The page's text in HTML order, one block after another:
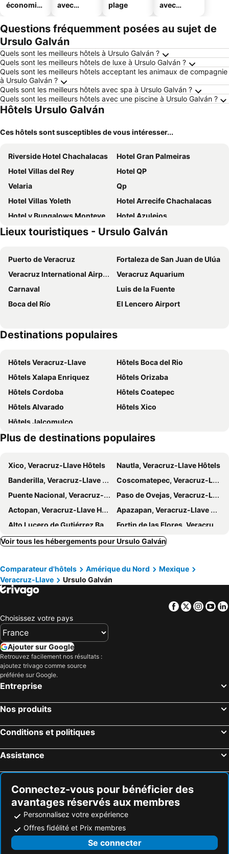
économiq
avec
plage
avec
Questions fréquemment posées au sujet de
Ursulo Galván
Quels sont les meilleurs hôtels à Ursulo Galván ?
Quels sont les meilleurs hôtels de luxe à Ursulo Galván ?
Quels sont les meilleurs hôtels acceptant les animaux de compagnie
à Ursulo Galván ?
Quels sont les meilleurs hôtels avec spa à Ursulo Galván ?
Quels sont les meilleurs hôtels avec une piscine à Ursulo Galván ?
Hôtels Ursulo Galván
Ces hôtels sont susceptibles de vous intéresser...
Riverside Hotel Chachalacas
Hotel Gran Palmeiras
Hotel Villas del Rey
Hotel QP
Velaria
Qp
Hotel Villas Yoleth
Hotel Arrecife Chachalacas
Hotel y Bungalows Monteverde
Hotel Azulejos
El Faro
Hotel Villa Maran Chachalacas Ambiente Familiar
Oyo Hotel Estacion,Jose Cardel,Parque Central Revolucion
Casa Cactus Hotel
Centro Turistico La Playitaa
Artisan Playa Esmeralda Family Beach Hotel
¨Departamentos Vista Real¨
Hotel Puente Nacional & Spa
Lieux touristiques - Ursulo Galván
Puerto de Veracruz
Fortaleza de San Juan de Ulúa
Veracruz International Airport
Veracruz Aquarium
Carnaval
Luis de la Fuente
Boca del Río
El Lencero Airport
Destinations populaires
Hôtels Veracruz-Llave
Hôtels Boca del Rio
Hôtels Xalapa Enriquez
Hôtels Orizaba
Hôtels Cordoba
Hôtels Coatepec
Hôtels Alvarado
Hôtels Xico
Hôtels Jalcomulco
Plus de destinations populaires
Xico, Veracruz-Llave Hôtels
Nautla, Veracruz-Llave Hôtels
Banderilla, Veracruz-Llave Hôtels
Coscomatepec, Veracruz-Llave Hôtels
Puente Nacional, Veracruz-Llave Hôtels
Paso de Ovejas, Veracruz-Llave Hôtels
Actopan, Veracruz-Llave Hôtels
Apazapan, Veracruz-Llave Hôtels
Alto Lucero de Gutiérrez Barrios, Veracruz-Llave Hôtels
Fortin de las Flores, Veracruz-Llave Hôtels
Antón Lizardo, Veracruz-Llave Hôtels
Medellín, Veracruz-Llave Hôtels
Emiliano Zapata, Veracruz-Llave Hôtels
Manlio Fabio Altamirano, Veracruz-Llave Hôtels
Jamapa, Veracruz-Llave Hôtels
Huatusco de Chiciellar, Veracruz-Llave Hôtels
Colipa, Veracruz-Llave Hôtels
Veracruz-Llave, Veracruz-Llave Hôtels
Boca del Rio, Veracruz-Llave Hôtels
Coatepec, Veracruz-Llave Hôtels
Xico, État de Mexico Hôtels
Mexico, District fédéral Hôtels
Playa del Carmen, Quintana Roo Hôtels
Tulum, Quintana Roo Hôtels
Cabo San Lucas, Basse-Californie du Sud Hôtels
Mazatlán, Sinaloa Hôtels
Voir tous les hébergements pour Ursulo Galván
Comparateur d'hôtels Amérique du Nord
Mexique
Veracruz-Llave
Ursulo Galván
Facebook
Twitter
Choisissez votre pays
Ajouter sur Google
Retrouvez facilement nos résultats :
ajoutez trivago comme source
préférée sur Google.
Entreprise
Nos produits
Conditions et politiques
Assistance
Connectez-vous pour bénéficier des
avantages réservés aux membres
Personnalisez votre expérience
Offres fidélité et Prix membres
Se connecter